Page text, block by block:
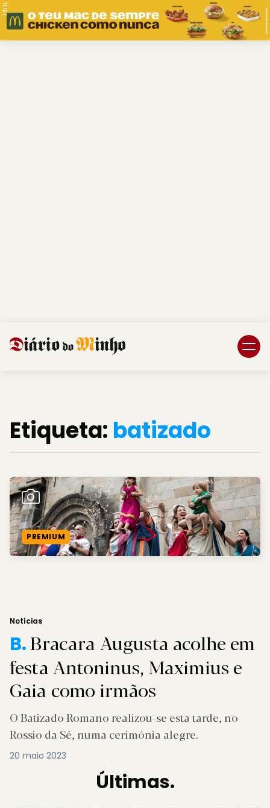
PUB.
Etiqueta: batizado
PREMIUM
Notícias
B.Bracara Augusta acolhe em
festa Antoninus, Maximius e
Gaia como irmãos
O Batizado Romano realizou-se esta tarde, no
Rossio da Sé, numa cerimónia alegre.
20 maio 2023
Últimas.